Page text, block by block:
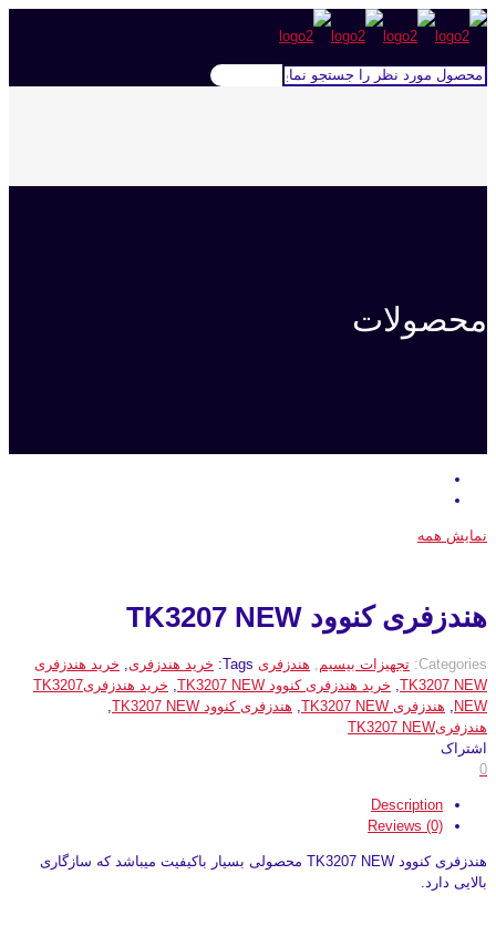
محصولات
نمایش همه
هندزفری کنوود TK3207 NEW
Categories: تجهیزات بیسیم هندزفری Tags: خرید هندزفری
خرید هندزفری
TK3207 NEW خرید هندزفری کنوود TK3207 NEW
خرید هندزفریTK3207
NEW
هندزفری TK3207 NEW هندزفری کنوود TK3207 NEW
هندزفریTK3207 NEW
اشتراک
0
Description
Reviews (0)
هندزفری کنوود TK3207 NEW محصولی بسیار باکیفیت میباشد که سازگاری
بالایی دارد.